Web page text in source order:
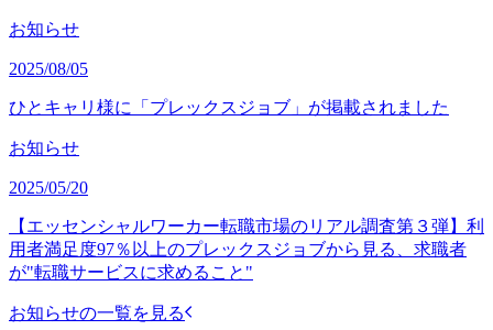
お知らせ
2025/08/05
ひとキャリ様に「プレックスジョブ」が掲載されました
お知らせ
2025/05/20
【エッセンシャルワーカー転職市場のリアル調査第３弾】利
用者満足度97％以上のプレックスジョブから見る、求職者
が"転職サービスに求めること"
お知らせの一覧を見る